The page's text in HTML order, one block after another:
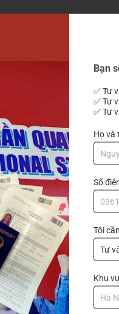
Hàn Quốc đã chọn
các bạn học viên)
học kỳ sau theo quy
luôn đồng hành cùng
an để tiếp tục thực
Bạn
✅ Tư
✅ Tư
✅ Tư
Họ và
Số
Tôi
Khu